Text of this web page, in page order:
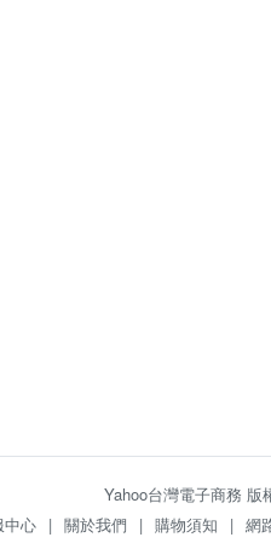
Yahoo台灣電子商務
中心 | 關於我們 | 購物須知 | 網